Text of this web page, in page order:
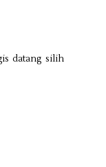
datang silih